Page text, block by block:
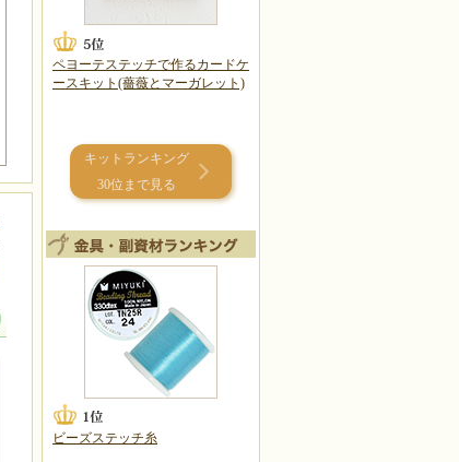
ペヨーテステッチで作るカードケ
ースキット(薔薇とマーガレット)
キットランキング
30位まで見る
ビーズステッチ糸